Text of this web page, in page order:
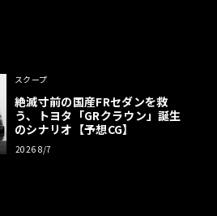
スクープ
絶滅寸前の国産FRセダンを救
う、トヨタ「GRクラウン」誕生
のシナリオ【予想CG】
2026 8/7